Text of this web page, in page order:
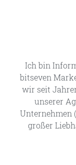
Ich bin
bitseven
wir seit
unserer
Unternehmen
großer